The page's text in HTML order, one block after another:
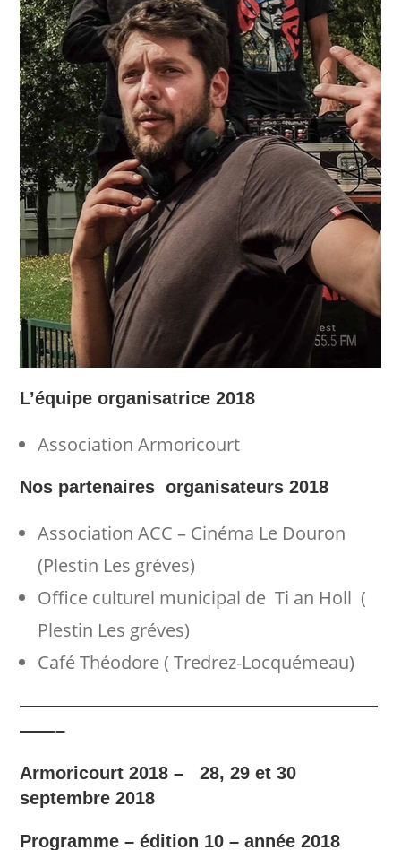
L’équipe organisatrice 2018
Association Armoricourt
Nos partenaires organisateurs 2018
Association ACC – Cinéma Le Douron
(Plestin Les gréves)
Office culturel municipal de Ti an Holl (
Plestin Les gréves)
Café Théodore ( Tredrez-Locquémeau)
————————————————————
——–
Armoricourt 2018 – 28, 29 et 30
septembre 2018
Programme – édition 10 – année 2018